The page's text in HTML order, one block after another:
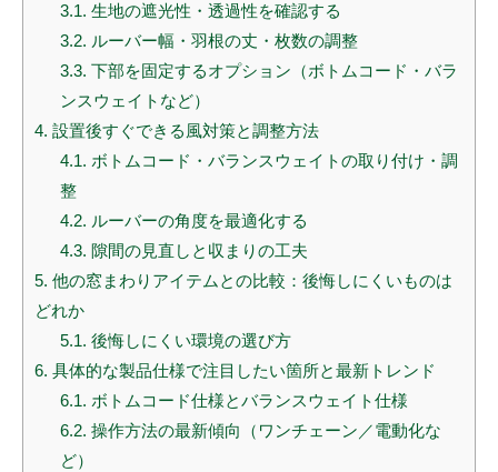
3.1. 生地の遮光性・透過性を確認する
3.2. ルーバー幅・羽根の丈・枚数の調整
3.3. 下部を固定するオプション（ボトムコード・バラ
ンスウェイトなど）
4. 設置後すぐできる風対策と調整方法
4.1. ボトムコード・バランスウェイトの取り付け・調
整
4.2. ルーバーの角度を最適化する
4.3. 隙間の見直しと収まりの工夫
5. 他の窓まわりアイテムとの比較：後悔しにくいものは
どれか
5.1. 後悔しにくい環境の選び方
6. 具体的な製品仕様で注目したい箇所と最新トレンド
6.1. ボトムコード仕様とバランスウェイト仕様
6.2. 操作方法の最新傾向（ワンチェーン／電動化な
ど）